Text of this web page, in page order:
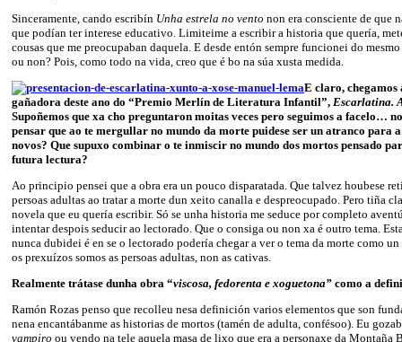
Sinceramente, cando escribín Unha estrela no vento non era consciente de que
que podían ter interese educativo. Limiteime a escribir a historia que quería,
cousas que me preocupaban daquela. E desde entón sempre funcionei do
ou non? Pois, como todo na vida, creo que é bo na súa xusta medida.
E claro,
gañadora deste ano do “Premio Merlín de Literatura Infantil”, Escarlatina.
Supoñemos que xa cho preguntaron moitas veces pero seguimos a facelo…
pensar que ao te mergullar no mundo da morte puidese ser un atranco para
novos? Que supuxo combinar o te inmiscir no mundo dos mortos pensado
futura lectura?
Ao principio pensei que a obra era un pouco disparatada. Que talvez houbese
persoas adultas ao tratar a morte dun xeito canalla e despreocupado. Pero tiña
novela que eu quería escribir. Só se unha historia me seduce por completo
intentar despois seducir ao lectorado. Que o consiga ou non xa é outro tema.
nunca dubidei é en se o lectorado podería chegar a ver o tema da morte como
os prexuízos somos as persoas adultas, non as cativas.
Realmente trátase dunha obra “viscosa, fedorenta e xoguetona” como a
Ramón Rozas penso que recolleu nesa definición varios elementos que son
nena encantábanme as historias de mortos (tamén de adulta, confésoo). Eu
vampiro ou vendo na tele aquela masa de lixo que era a personaxe da Montaña